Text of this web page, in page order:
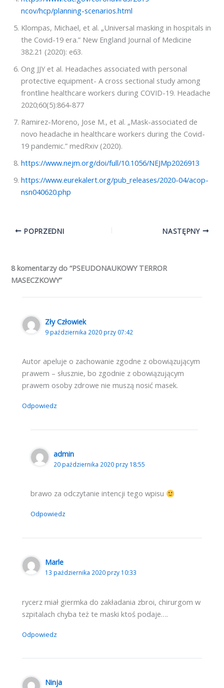
ncov/hcp/planning-scenarios.html
Klompas, Michael, et al. „Universal masking in hospitals in
the Covid-19 era.” New England Journal of Medicine
382.21 (2020): e63.
Ong JJY et al. Headaches associated with personal
protective equipment- A cross sectional study among
frontline healthcare workers during COVID-19. Headache
2020;60(5):864-877
Ramirez-Moreno, Jose M., et al. „Mask-associated de
novo headache in healthcare workers during the Covid-
19 pandemic.” medRxiv (2020).
https://www.nejm.org/doi/full/10.1056/NEJMp2026913
https://www.eurekalert.org/pub_releases/2020-04/acop-
nsn040620.php
POPRZEDNI NASTĘPNY
8 komentarzy do “PSEUDONAUKOWY TERROR
MASECZKOWY”
Zły Człowiek
9 października 2020 przy 07:42
Autor apeluje o zachowanie zgodne z obowiązującym
prawem – słusznie, bo zgodnie z obowiązującym
prawem osoby zdrowe nie muszą nosić masek.
Odpowiedz
admin
20 października 2020 przy 18:55
brawo za odczytanie intencji tego wpisu
Odpowiedz
Marle
13 października 2020 przy 10:33
rycerz miał giermka do zakładania zbroi, chirurgom w
szpitalach chyba też te maski ktoś podaje….
Odpowiedz
Ninja